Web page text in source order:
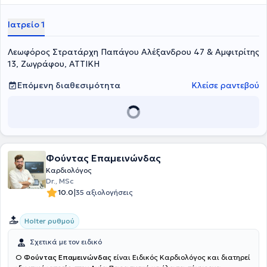
ανεπάρκεια. Επιπλέον, ειδικεύτηκε στην Παθολογία στο Γενικό
Ογκολογικό Νοσοκομείο "Άγιοι Ανάργυροι" και στην Καρδιολογία,
Ταμείου Στρατου (ΝΙΜΤΣ). Τέλος, έχει εκτελέσει δοκιμασίες
κοπώσεως στο Τμήμα Πυρηνικής Ιατρικής του Καρδιολογικού
Ιατρείο 1
Λεωφόρος Στρατάρχη Παπάγου Αλέξανδρου 47 & Αμφιτρίτης
13, Ζωγράφου, ΑΤΤΙΚΗ
Επόμενη διαθεσιμότητα
Κλείσε ραντεβού
Φούντας Επαμεινώνδας
Καρδιολόγος
Dr., MSc
10.0|35 αξιολογήσεις
Holter ρυθμού
Σχετικά με τον ειδικό
Ο Φούντας Επαμεινώνδας είναι Ειδικός Καρδιολόγος και διατηρεί